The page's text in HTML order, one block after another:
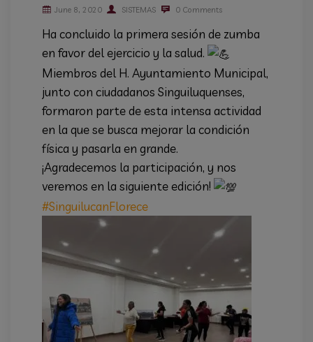
June 8, 2020 SISTEMAS 0 Comments
Ha concluido la primera sesión de zumba
en favor del ejercicio y la salud.
Miembros del H. Ayuntamiento Municipal,
junto con ciudadanos Singuiluquenses,
formaron parte de esta intensa actividad
en la que se busca mejorar la condición
física y pasarla en grande.
¡Agradecemos la participación, y nos
veremos en la siguiente edición!
#SinguilucanFlorece